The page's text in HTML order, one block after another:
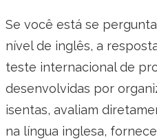
Se você está se
nível de inglês, a
teste internacional de
desenvolvidas por
isentas, avaliam
na língua inglesa,